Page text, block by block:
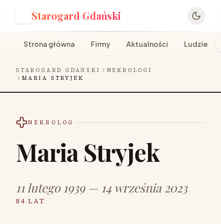
Starogard Gdański
Strona główna Firmy Aktualności Ludzie
STAROGARD GDAŃSKI
NEKROLOGI
MARIA STRYJEK
NEKROLOG
Maria Stryjek
11 lutego 1939 — 14 września 2023
84 LAT